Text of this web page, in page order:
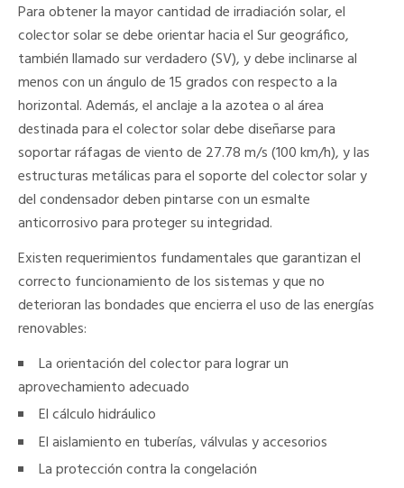
Para obtener la mayor cantidad de irradiación solar, el
colector solar se debe orientar hacia el Sur geográfico,
también llamado sur verdadero (SV), y debe inclinarse al
menos con un ángulo de 15 grados con respecto a la
horizontal. Además, el anclaje a la azotea o al área
destinada para el colector solar debe diseñarse para
soportar ráfagas de viento de 27.78 m/s (100 km/h), y las
estructuras metálicas para el soporte del colector solar y
del condensador deben pintarse con un esmalte
anticorrosivo para proteger su integridad.
Existen requerimientos fundamentales que garantizan el
correcto funcionamiento de los sistemas y que no
deterioran las bondades que encierra el uso de las energías
renovables:
La orientación del colector para lograr un
aprovechamiento adecuado
El cálculo hidráulico
El aislamiento en tuberías, válvulas y accesorios
La protección contra la congelación